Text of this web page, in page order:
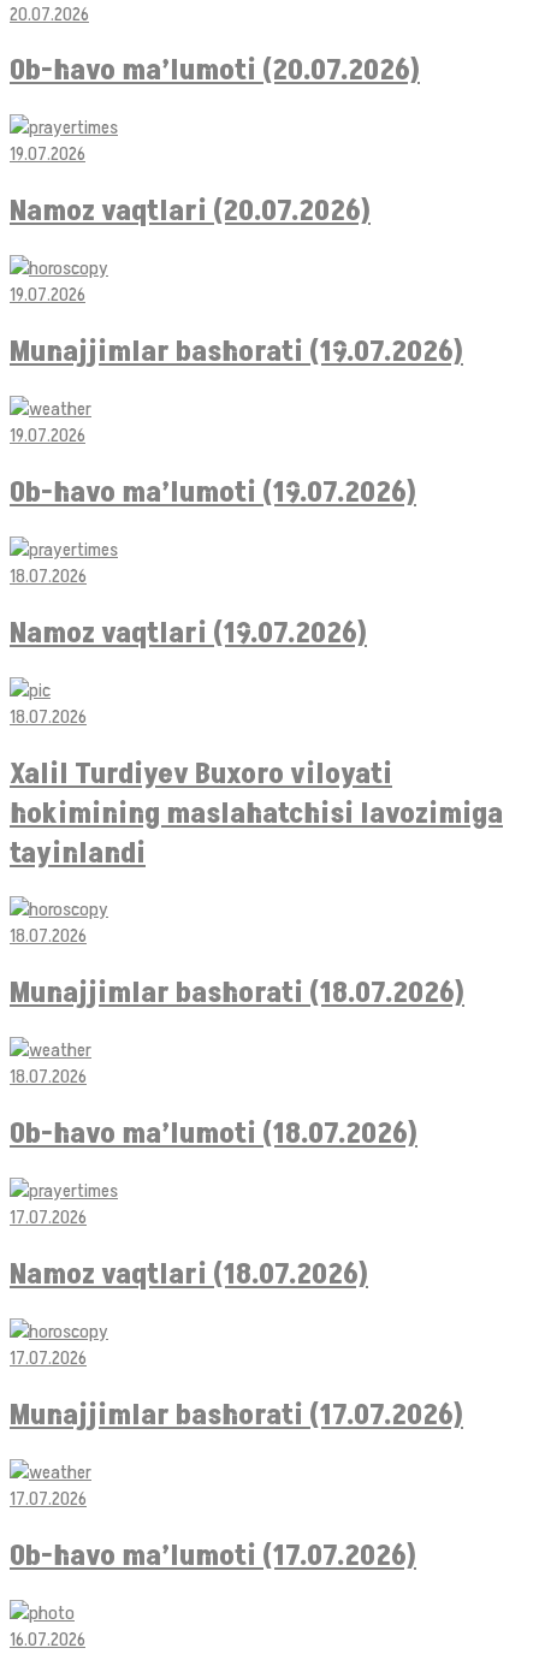
20.07.2026
Ob-havo ma’lumoti (20.07.2026)
19.07.2026
Namoz vaqtlari (20.07.2026)
19.07.2026
Munajjimlar bashorati (19.07.2026)
19.07.2026
Ob-havo ma’lumoti (19.07.2026)
18.07.2026
Namoz vaqtlari (19.07.2026)
18.07.2026
Xalil Turdiyev Buxoro viloyati
hokimining maslahatchisi lavozimiga
tayinlandi
18.07.2026
Munajjimlar bashorati (18.07.2026)
18.07.2026
Ob-havo ma’lumoti (18.07.2026)
17.07.2026
Namoz vaqtlari (18.07.2026)
17.07.2026
Munajjimlar bashorati (17.07.2026)
17.07.2026
Ob-havo ma’lumoti (17.07.2026)
16.07.2026